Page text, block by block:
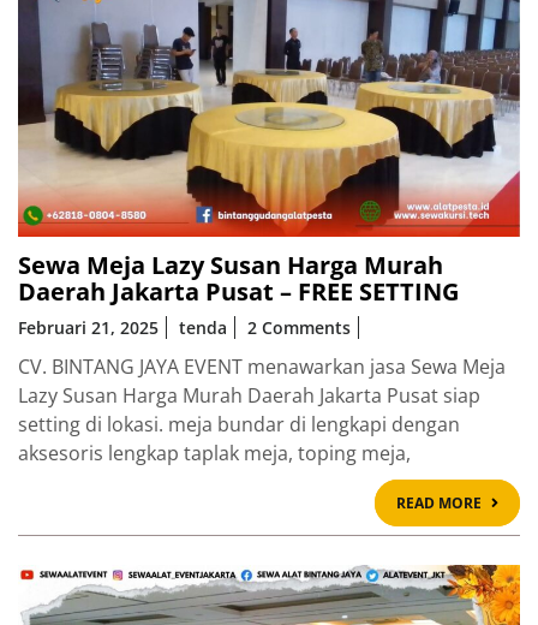
Sewa Meja Lazy Susan Harga Murah
Daerah Jakarta Pusat – FREE SETTING
Februari 21, 2025 tenda 2 Comments
CV. BINTANG JAYA EVENT menawarkan jasa Sewa Meja
Lazy Susan Harga Murah Daerah Jakarta Pusat siap
setting di lokasi. meja bundar di lengkapi dengan
aksesoris lengkap taplak meja, toping meja,
READ MORE
READ